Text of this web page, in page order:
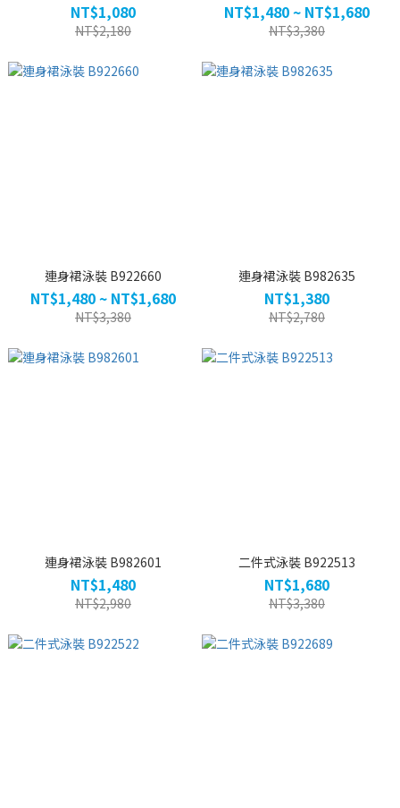
NT$1,080
NT$2,180
NT$1,480 ~ NT$1,680
NT$3,380
連身裙泳裝 B922660
NT$1,480 ~ NT$1,680
NT$3,380
連身裙泳裝 B982635
NT$1,380
NT$2,780
連身裙泳裝 B982601
NT$1,480
NT$2,980
二件式泳裝 B922513
NT$1,680
NT$3,380